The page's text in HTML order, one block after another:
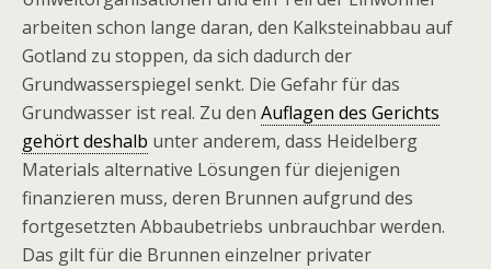
arbeiten schon lange daran, den Kalksteinabbau auf
Gotland zu stoppen, da sich dadurch der
Grundwasserspiegel senkt. Die Gefahr für das
Grundwasser ist real. Zu den Auflagen des Gerichts
gehört deshalb unter anderem, dass Heidelberg
Materials alternative Lösungen für diejenigen
finanzieren muss, deren Brunnen aufgrund des
fortgesetzten Abbaubetriebs unbrauchbar werden.
Das gilt für die Brunnen einzelner privater